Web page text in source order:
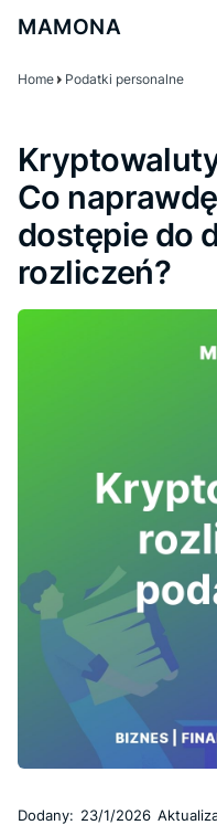
MAMONA
Home Podatki personalne
Co
dostępie do
rozliczeń?
Dodany: 23/1/2026